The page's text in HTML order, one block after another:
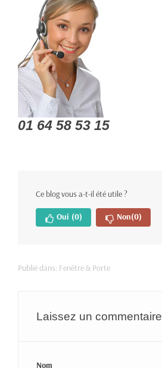
01 64 58 53 15
Ce blog vous a-t-il été utile ?
Oui (0) Non(0)
Publié dans: Fenêtre & Porte
Laissez un commentaire
Nom